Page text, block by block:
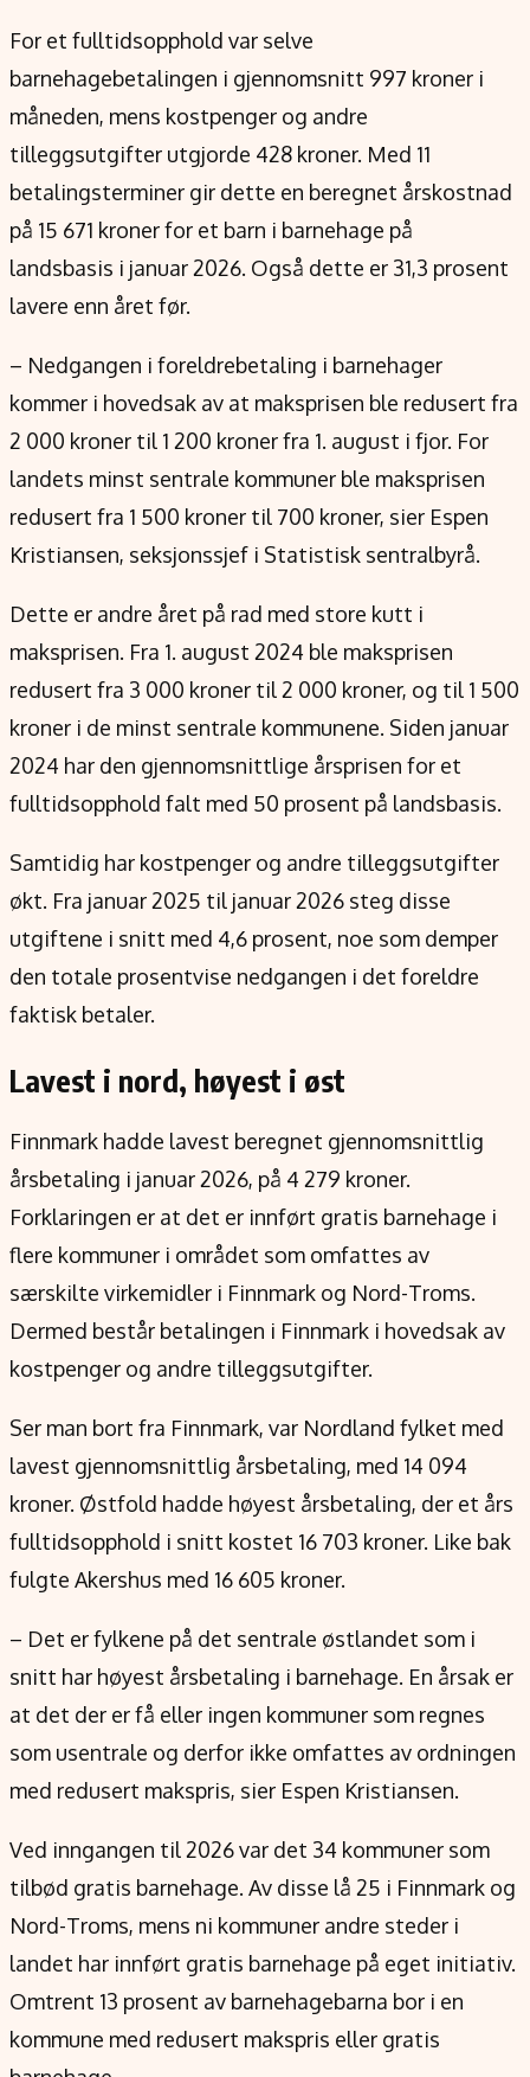
For et fulltidsopphold var selve
barnehagebetalingen i gjennomsnitt 997 kroner i
måneden, mens kostpenger og andre
tilleggsutgifter utgjorde 428 kroner. Med 11
betalingsterminer gir dette en beregnet årskostnad
på 15 671 kroner for et barn i barnehage på
landsbasis i januar 2026. Også dette er 31,3 prosent
lavere enn året før.
– Nedgangen i foreldrebetaling i barnehager
kommer i hovedsak av at maksprisen ble redusert fra
2 000 kroner til 1 200 kroner fra 1. august i fjor. For
landets minst sentrale kommuner ble maksprisen
redusert fra 1 500 kroner til 700 kroner, sier Espen
Kristiansen, seksjonssjef i Statistisk sentralbyrå.
Dette er andre året på rad med store kutt i
maksprisen. Fra 1. august 2024 ble maksprisen
redusert fra 3 000 kroner til 2 000 kroner, og til 1 500
kroner i de minst sentrale kommunene. Siden januar
2024 har den gjennomsnittlige årsprisen for et
fulltidsopphold falt med 50 prosent på landsbasis.
Samtidig har kostpenger og andre tilleggsutgifter
økt. Fra januar 2025 til januar 2026 steg disse
utgiftene i snitt med 4,6 prosent, noe som demper
den totale prosentvise nedgangen i det foreldre
faktisk betaler.
Lavest i nord, høyest i øst
Finnmark hadde lavest beregnet gjennomsnittlig
årsbetaling i januar 2026, på 4 279 kroner.
Forklaringen er at det er innført gratis barnehage i
flere kommuner i området som omfattes av
særskilte virkemidler i Finnmark og Nord-Troms.
Dermed består betalingen i Finnmark i hovedsak av
kostpenger og andre tilleggsutgifter.
Ser man bort fra Finnmark, var Nordland fylket med
lavest gjennomsnittlig årsbetaling, med 14 094
kroner. Østfold hadde høyest årsbetaling, der et års
fulltidsopphold i snitt kostet 16 703 kroner. Like bak
fulgte Akershus med 16 605 kroner.
– Det er fylkene på det sentrale østlandet som i
snitt har høyest årsbetaling i barnehage. En årsak er
at det der er få eller ingen kommuner som regnes
som usentrale og derfor ikke omfattes av ordningen
med redusert makspris, sier Espen Kristiansen.
Ved inngangen til 2026 var det 34 kommuner som
tilbød gratis barnehage. Av disse lå 25 i Finnmark og
Nord-Troms, mens ni kommuner andre steder i
landet har innført gratis barnehage på eget initiativ.
Omtrent 13 prosent av barnehagebarna bor i en
kommune med redusert makspris eller gratis